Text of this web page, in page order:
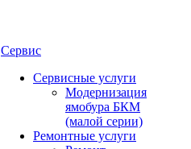
Сервис
Сервисные услуги
Модернизация
ямобура БКМ
(малой серии)
Ремонтные услуги